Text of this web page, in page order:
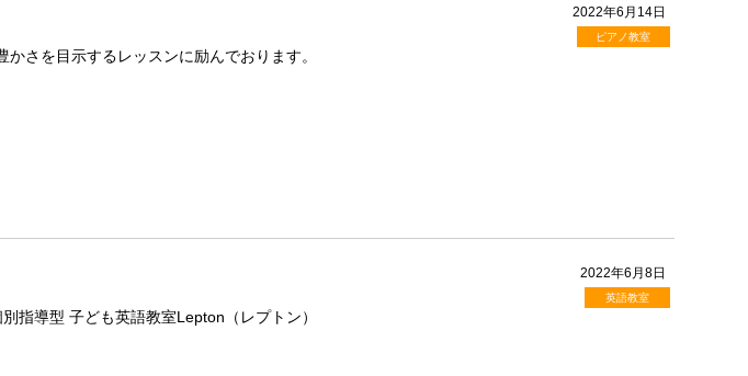
2022年6月14日
ピアノ教室
さを目示するレッスンに励んでおります。
2022年6月8日
英語教室
指導型 子ども英語教室Lepton（レプトン）